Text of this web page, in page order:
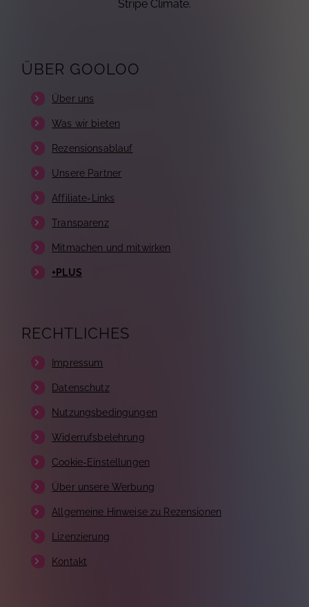
Stripe Climate.
ÜBER GOOLOO
Über uns
Was wir bieten
Rezensionsablauf
Unsere Partner
Affiliate-Links
Transparenz
Mitmachen und mitwirken
+PLUS
RECHTLICHES
Impressum
Datenschutz
Nutzungsbedingungen
Widerrufsbelehrung
Cookie-Einstellungen
Über unsere Werbung
Allgemeine Hinweise zu Rezensionen
Lizenzierung
Kontakt